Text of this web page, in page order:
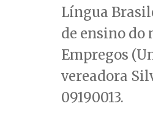
Língua
de ensino do
Empregos
vereadora
09190013.